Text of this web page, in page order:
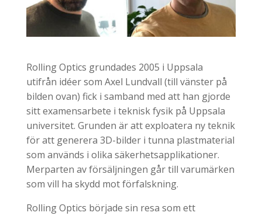
Rolling Optics grundades 2005 i Uppsala
utifrån idéer som Axel Lundvall (till vänster på
bilden ovan) fick i samband med att han gjorde
sitt examensarbete i teknisk fysik på Uppsala
universitet. Grunden är att exploatera ny teknik
för att generera 3D-bilder i tunna plastmaterial
som används i olika säkerhetsapplikationer.
Merparten av försäljningen går till varumärken
som vill ha skydd mot förfalskning.
Rolling Optics började sin resa som ett